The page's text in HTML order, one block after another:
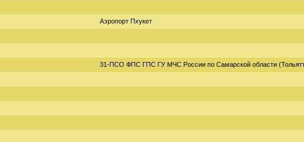
Аэропорт Пхукет
31-ПСО ФПС ГПС ГУ МЧС России по Самарской области